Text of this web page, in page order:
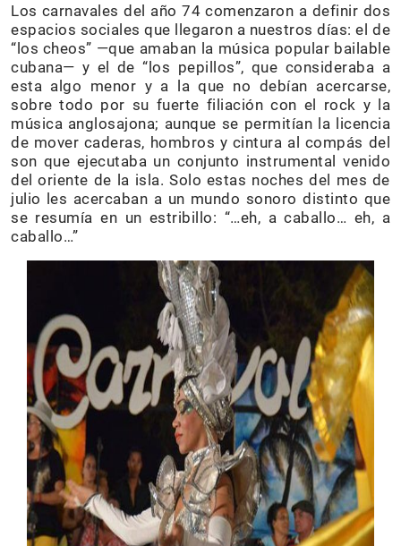
Los carnavales del año 74 comenzaron a definir dos
espacios sociales que llegaron a nuestros días: el de
“los cheos” —que amaban la música popular bailable
cubana— y el de “los pepillos”, que consideraba a
esta algo menor y a la que no debían acercarse,
sobre todo por su fuerte filiación con el rock y la
música anglosajona; aunque se permitían la licencia
de mover caderas, hombros y cintura al compás del
son que ejecutaba un conjunto instrumental venido
del oriente de la isla. Solo estas noches del mes de
julio les acercaban a un mundo sonoro distinto que
se resumía en un estribillo: “…eh, a caballo… eh, a
caballo…”